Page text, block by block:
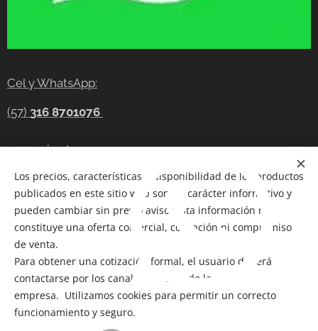
Cel y WhatsApp:
(57) 316 8701076
gerencia@tecnocompras.com.co
Cel y WhatsApp:(57)316 8701076
Cel: (57) 300 8686914
Telegram:
@tecnocompras;(57) 316 8701076
Copyright 2012-2026
Los precios, características y disponibilidad de los productos
publicados en este sitio web son de carácter informativo y
pueden cambiar sin previo aviso. Esta información no
constituye una oferta comercial, cotización ni compromiso
de venta.
Para obtener una cotización formal, el usuario deberá
contactarse por los canales oficiales de la
empresa. Utilizamos cookies para permitir un correcto
funcionamiento y seguro.